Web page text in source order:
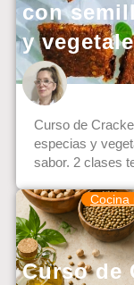
con
y
Curso de
especias y
sabor. 2 clases
Cocina
Curso de